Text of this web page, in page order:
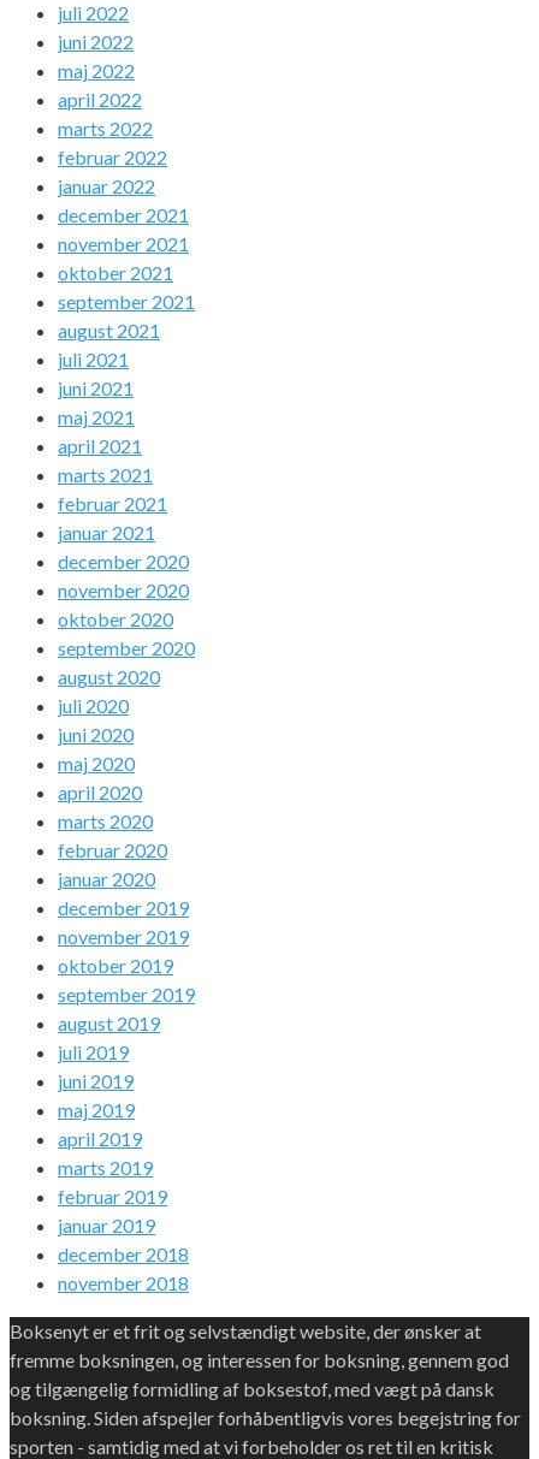
juli 2022
juni 2022
maj 2022
april 2022
marts 2022
februar 2022
januar 2022
december 2021
november 2021
oktober 2021
september 2021
august 2021
juli 2021
juni 2021
maj 2021
april 2021
marts 2021
februar 2021
januar 2021
december 2020
november 2020
oktober 2020
september 2020
august 2020
juli 2020
juni 2020
maj 2020
april 2020
marts 2020
februar 2020
januar 2020
december 2019
november 2019
oktober 2019
september 2019
august 2019
juli 2019
juni 2019
maj 2019
april 2019
marts 2019
februar 2019
januar 2019
december 2018
november 2018
Boksenyt er et frit og selvstændigt website, der ønsker at
fremme boksningen, og interessen for boksning, gennem god
og tilgængelig formidling af boksestof, med vægt på dansk
boksning. Siden afspejler forhåbentligvis vores begejstring for
sporten - samtidig med at vi forbeholder os ret til en kritisk